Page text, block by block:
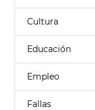
Cultura
Educación
Empleo
Fallas